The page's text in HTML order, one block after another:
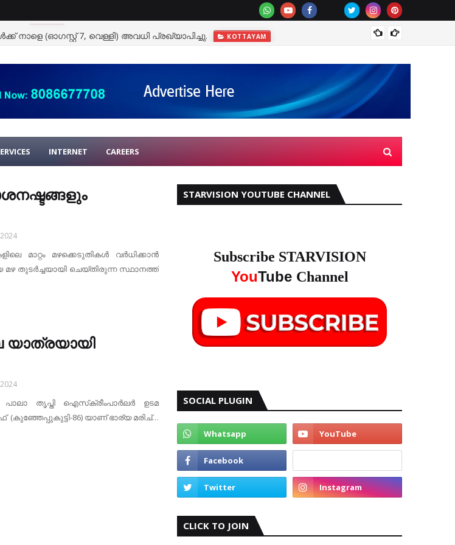
നാളെ (ഓഗസ്റ്റ് 7, വെള്ളി) അവധി പ്രഖ്യാപിച്ചു. KOTTAYAM
INTERNET CAREERS
മാറ്റം മഴക്കെടുതികള്‍ വര്‍ധിക്കാന്‍
തുടര്‍ച്ചയായി ചെയ്തിരുന്ന സ്ഥാനത്ത്
യാത്രയായി
പാലാ തൃപ്തി ഐസ്‌ക്രീംപാര്‍ലര്‍ ഉടമ
86) യാണ് ഭാര്യ മരിച്…
STARVISION YOUTUBE CHANNEL
Subscribe STARVISION
YouTube Channel
SOCIAL PLUGIN
CLICK TO JOIN